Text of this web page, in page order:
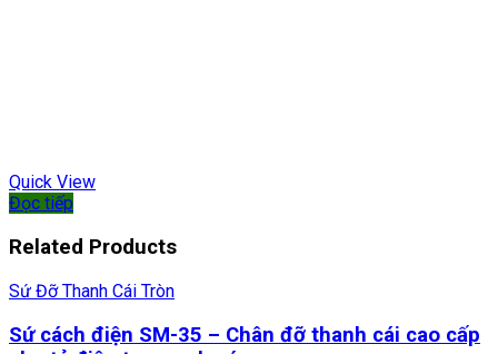
Quick View
Đọc tiếp
Related Products
Sứ Đỡ Thanh Cái Tròn
Sứ cách điện SM-35 – Chân đỡ thanh cái cao cấp